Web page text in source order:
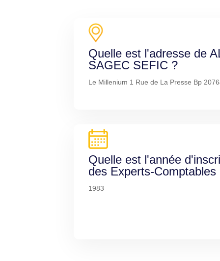
Quelle est l'adresse de
SAGEC SEFIC ?
Le Millenium 1 Rue de La Presse Bp
Quelle est l'année
des Experts-Comptables
1983